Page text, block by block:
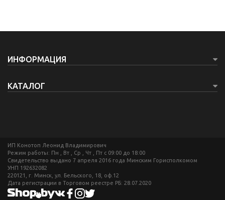
ИНФОРМАЦИЯ
КАТАЛОГ
ИП Конотоп Леонид Владимирович
Режим работы: Пн , Вт , Ср , Чт , Пт c 09:00 до 18:00
Свидетельство выдано 7 апреля 2016 года Минским Горисполкомом
УНП 192632082
220121, г. Минск, ул. Бельского, 18, оф.12
Дата регистрации в Торговом реестре РБ: 28.07.2020